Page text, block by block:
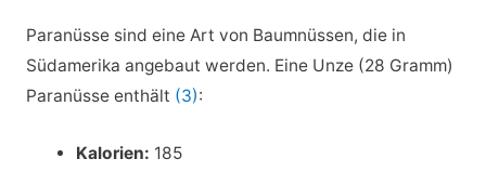
Paranüsse sind eine Art von Baumnüssen, die in
Südamerika angebaut werden. Eine Unze (28 Gramm)
Paranüsse enthält (3):
Kalorien: 185